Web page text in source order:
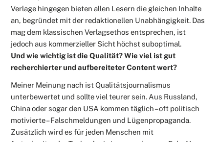
Verlage hingegen bieten allen Lesern die gleichen Inhalte
an, begründet mit der redaktionellen Unabhängigkeit. Das
mag dem klassischen Verlagsethos entsprechen, ist
jedoch aus kommerzieller Sicht höchst suboptimal.
Und wie wichtig ist die Qualität? Wie viel ist gut
recherchierter und aufbereiteter Content wert?
Meiner Meinung nach ist Qualitätsjournalismus
unterbewertet und sollte viel teurer sein. Aus Russland,
China oder sogar den USA kommen täglich – oft politisch
motivierte – Falschmeldungen und Lügenpropaganda.
Zusätzlich wird es für jeden Menschen mit